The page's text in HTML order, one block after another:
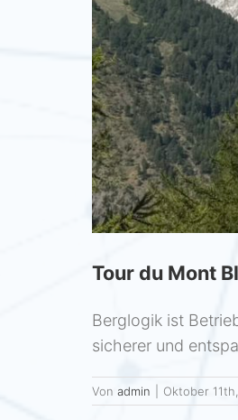
Tour du Mont
Berglogik ist
sicherer und
Von admin Oktober